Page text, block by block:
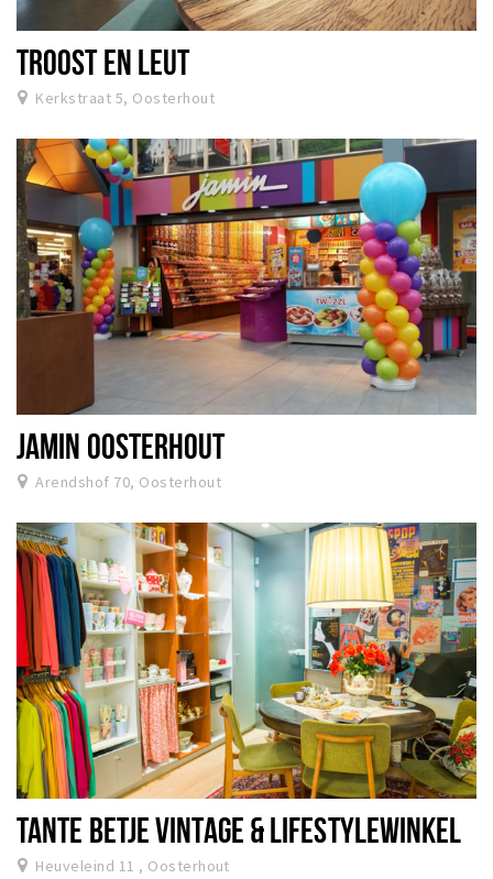
TROOST EN LEUT
Kerkstraat 5, Oosterhout
JAMIN OOSTERHOUT
Arendshof 70, Oosterhout
TANTE BETJE VINTAGE & LIFESTYLEWINKEL
Heuveleind 11 , Oosterhout